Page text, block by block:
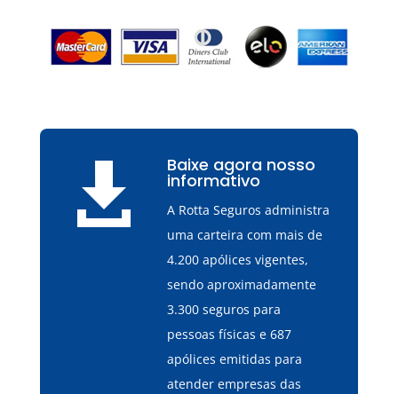
 Baixe agora nosso
informativo
A Rotta Seguros administra
uma carteira com mais de
4.200 apólices vigentes,
sendo aproximadamente
3.300 seguros para
pessoas físicas e 687
apólices emitidas para
atender empresas das